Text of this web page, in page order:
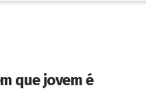
que jovem é